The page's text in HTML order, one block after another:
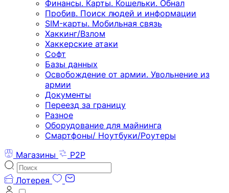
Финансы. Карты. Кошельки. Обнал
Пробив. Поиск людей и информации
SIM-карты. Мобильная связь
Хаккинг/Взлом
Хаккерские атаки
Софт
Базы данных
Освобождение от армии. Увольнение из
армии
Документы
Переезд за границу
Разное
Оборудование для майнинга
Смартфоны/ Ноутбуки/Роутеры
Магазины
P2P
Лотерея